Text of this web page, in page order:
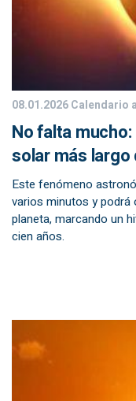
08.01.2026Calendario
No falta
solar más largo
Este fenómeno
varios minutos y podrá
planeta, marcando un
cien años.